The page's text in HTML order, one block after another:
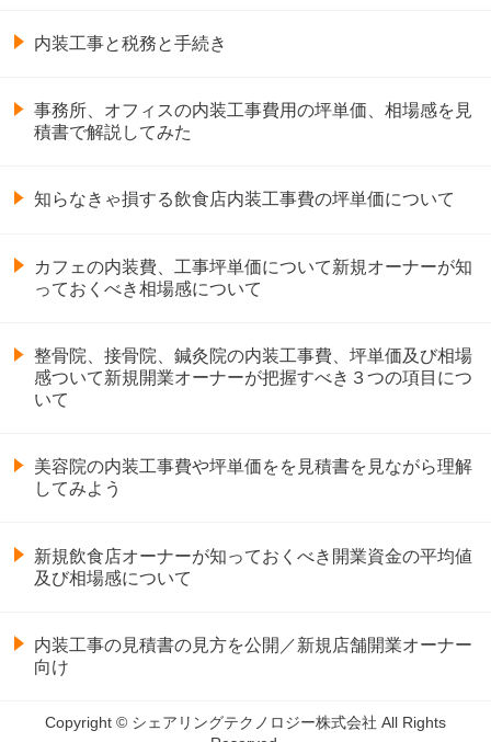
内装工事と税務と手続き
事務所、オフィスの内装工事費用の坪単価、相場感を見
積書で解説してみた
知らなきゃ損する飲食店内装工事費の坪単価について
カフェの内装費、工事坪単価について新規オーナーが知
っておくべき相場感について
整骨院、接骨院、鍼灸院の内装工事費、坪単価及び相場
感ついて新規開業オーナーが把握すべき３つの項目につ
いて
美容院の内装工事費や坪単価をを見積書を見ながら理解
してみよう
新規飲食店オーナーが知っておくべき開業資金の平均値
及び相場感について
内装工事の見積書の見方を公開／新規店舗開業オーナー
向け
Copyright © シェアリングテクノロジー株式会社 All Rights